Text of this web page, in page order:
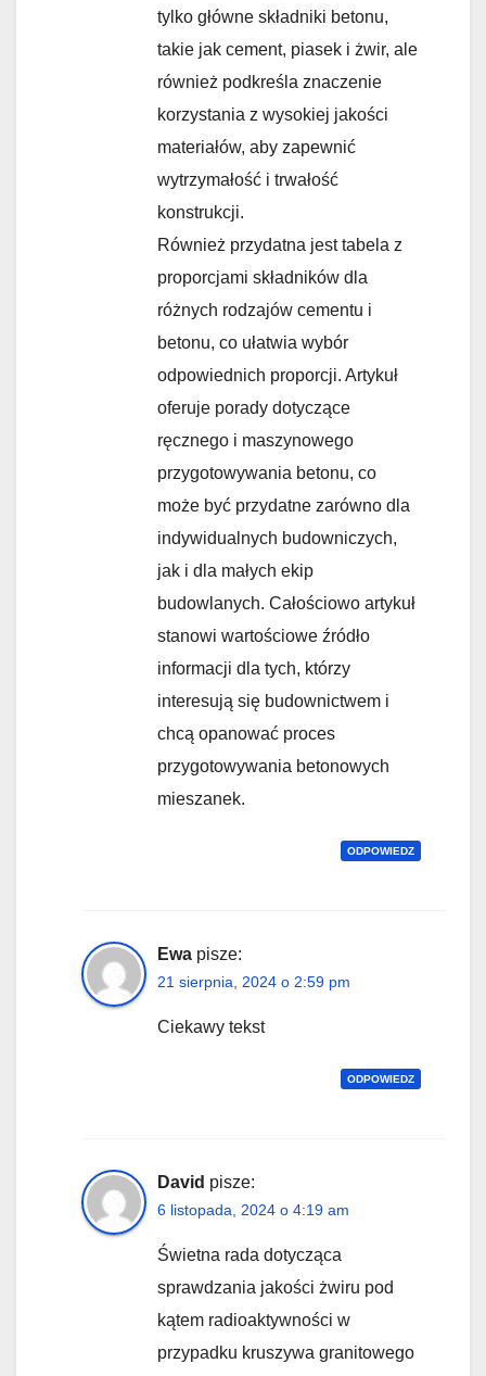
tylko główne składniki betonu,
takie jak cement, piasek i żwir, ale
również podkreśla znaczenie
korzystania z wysokiej jakości
materiałów, aby zapewnić
wytrzymałość i trwałość
konstrukcji.
Również przydatna jest tabela z
proporcjami składników dla
różnych rodzajów cementu i
betonu, co ułatwia wybór
odpowiednich proporcji. Artykuł
oferuje porady dotyczące
ręcznego i maszynowego
przygotowywania betonu, co
może być przydatne zarówno dla
indywidualnych budowniczych,
jak i dla małych ekip
budowlanych. Całościowo artykuł
stanowi wartościowe źródło
informacji dla tych, którzy
interesują się budownictwem i
chcą opanować proces
przygotowywania betonowych
mieszanek.
ODPOWIEDZ
Ewa pisze:
21 sierpnia, 2024 o 2:59 pm
Ciekawy tekst
ODPOWIEDZ
David pisze:
6 listopada, 2024 o 4:19 am
Świetna rada dotycząca
sprawdzania jakości żwiru pod
kątem radioaktywności w
przypadku kruszywa granitowego